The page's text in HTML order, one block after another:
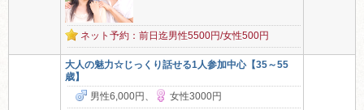
ネット予約：前日迄男性5500円/女性500円
大人の魅力☆じっくり話せる1人参加中心【35～55
歳】
男性6,000円、
女性3000円